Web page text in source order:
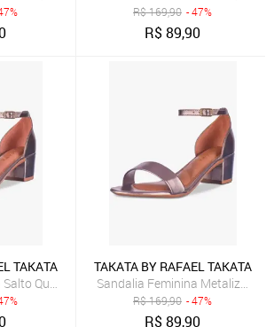
R$169,90 - 47%
R$89,90
TAKATA
Salto Quadrado Bloco Baixo Verniz Strass
TAKATA BY RAFAEL TAKATA
Sandalia Feminina Metalizada
R$169,90 - 47%
R$89,90